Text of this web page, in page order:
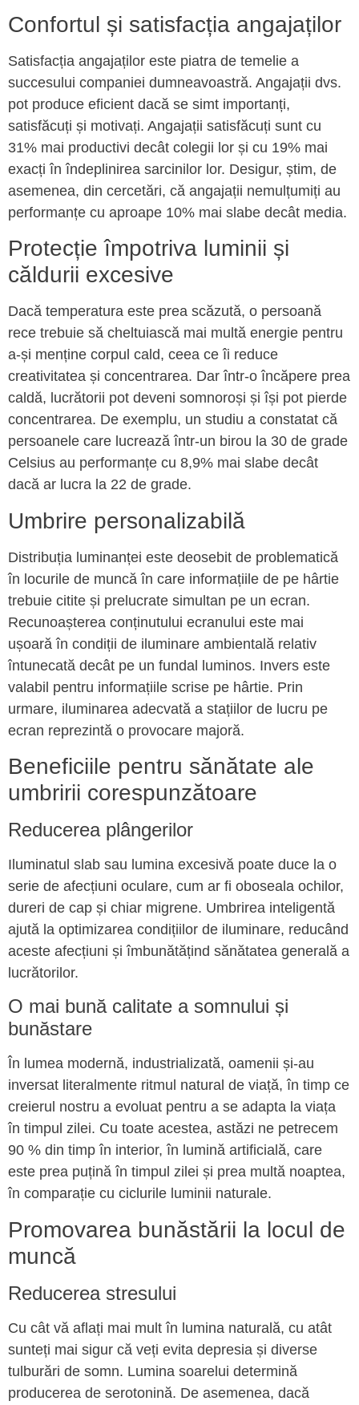
Confortul și satisfacția angajaților
Satisfacția angajaților este piatra de temelie a
succesului companiei dumneavoastră. Angajații dvs.
pot produce eficient dacă se simt importanți,
satisfăcuți și motivați. Angajații satisfăcuți sunt cu
31% mai productivi decât colegii lor și cu 19% mai
exacți în îndeplinirea sarcinilor lor. Desigur, știm, de
asemenea, din cercetări, că angajații nemulțumiți au
performanțe cu aproape 10% mai slabe decât media.
Protecție împotriva luminii și
căldurii excesive
Dacă temperatura este prea scăzută, o persoană
rece trebuie să cheltuiască mai multă energie pentru
a-și menține corpul cald, ceea ce îi reduce
creativitatea și concentrarea. Dar într-o încăpere prea
caldă, lucrătorii pot deveni somnoroși și își pot pierde
concentrarea. De exemplu, un studiu a constatat că
persoanele care lucrează într-un birou la 30 de grade
Celsius au performanțe cu 8,9% mai slabe decât
dacă ar lucra la 22 de grade.
Umbrire personalizabilă
Distribuția luminanței este deosebit de problematică
în locurile de muncă în care informațiile de pe hârtie
trebuie citite și prelucrate simultan pe un ecran.
Recunoașterea conținutului ecranului este mai
ușoară în condiții de iluminare ambientală relativ
întunecată decât pe un fundal luminos. Invers este
valabil pentru informațiile scrise pe hârtie. Prin
urmare, iluminarea adecvată a stațiilor de lucru pe
ecran reprezintă o provocare majoră.
Beneficiile pentru sănătate ale
umbririi corespunzătoare
Reducerea plângerilor
Iluminatul slab sau lumina excesivă poate duce la o
serie de afecțiuni oculare, cum ar fi oboseala ochilor,
dureri de cap și chiar migrene. Umbrirea inteligentă
ajută la optimizarea condițiilor de iluminare, reducând
aceste afecțiuni și îmbunătățind sănătatea generală a
lucrătorilor.
O mai bună calitate a somnului și
bunăstare
În lumea modernă, industrializată, oamenii și-au
inversat literalmente ritmul natural de viață, în timp ce
creierul nostru a evoluat pentru a se adapta la viața
în timpul zilei. Cu toate acestea, astăzi ne petrecem
90 % din timp în interior, în lumină artificială, care
este prea puțină în timpul zilei și prea multă noaptea,
în comparație cu ciclurile luminii naturale.
Promovarea bunăstării la locul de
muncă
Reducerea stresului
Cu cât vă aflați mai mult în lumina naturală, cu atât
sunteți mai sigur că veți evita depresia și diverse
tulburări de somn. Lumina soarelui determină
producerea de serotonină. De asemenea, dacă